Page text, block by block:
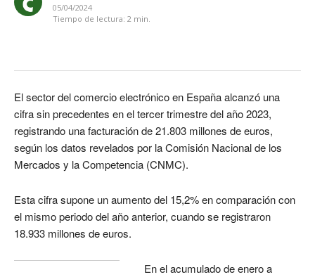
05/04/2024
Tiempo de lectura: 2 min.
El sector del comercio electrónico en España alcanzó una
cifra sin precedentes en el tercer trimestre del año 2023,
registrando una facturación de 21.803 millones de euros,
según los datos revelados por la Comisión Nacional de los
Mercados y la Competencia (CNMC).
Esta cifra supone un aumento del 15,2% en comparación con
el mismo periodo del año anterior, cuando se registraron
18.933 millones de euros.
En el acumulado de enero a